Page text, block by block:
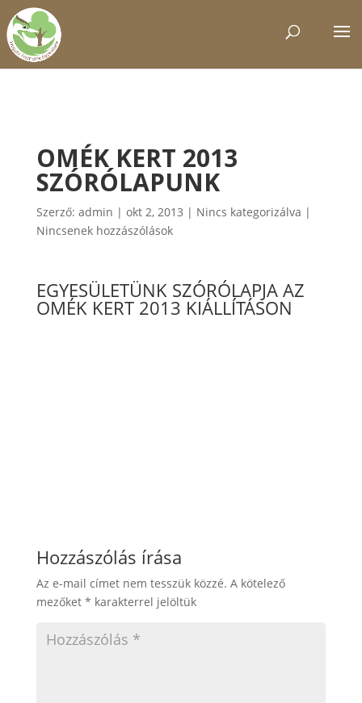
OMÉK KERT 2013
SZÓRÓLAPUNK
Szerző: admin | okt 2, 2013 | Nincs kategorizálva |
Nincsenek hozzászólások
EGYESÜLETÜNK SZÓRÓLAPJA AZ
OMÉK KERT 2013 KIÁLLÍTÁSON
Hozzászólás írása
Az e-mail címet nem tesszük közzé. A kötelező
mezőket * karakterrel jelöltük